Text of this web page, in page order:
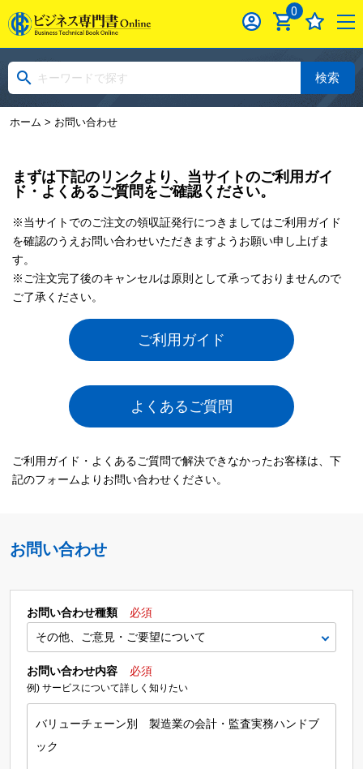
0
検索
ホーム > お問い合わせ
まずは下記のリンクより、当サイトのご利用ガイ
ド・よくあるご質問をご確認ください。
※当サイトでのご注文の領収証発行につきましてはご利用ガイド
を確認のうえお問い合わせいただきますようお願い申し上げま
す。
※ご注文完了後のキャンセルは原則として承っておりませんので
ご了承ください。
ご利用ガイド
よくあるご質問
ご利用ガイド・よくあるご質問で解決できなかったお客様は、下
記のフォームよりお問い合わせください。
お問い合わせ
お問い合わせ種類 必須
お問い合わせ内容 必須
例) サービスについて詳しく知りたい